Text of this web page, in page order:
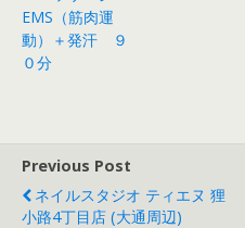
EMS（筋肉運
動）＋発汗 ９
０分
Previous Post
ネイルスタジオ ティエヌ 狸
小路4丁目店 (大通周辺)